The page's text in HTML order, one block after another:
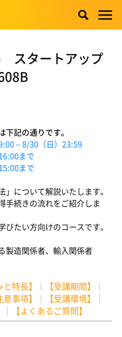
スタートアップ
記の通りです。
～8/30（日）23:59
まで
まで
について解説いたします。
手続きの流れをご紹介しま
たい方向けのコースです。
製造関係者、輸入関係者
と特長】 ｜ 【受講期間】
｜
意事項】 ｜ 【受講環境】
｜
｜ 【よくあるご質問】